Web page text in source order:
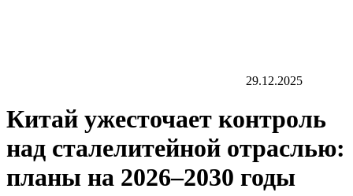
29.12.2025
Китай ужесточает контроль
над сталелитейной отраслью:
планы на 2026–2030 годы